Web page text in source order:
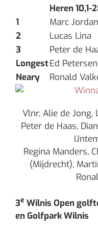
Heren
1
Marc Jordan
2
Lucas Lina
3
Peter de
LongestEd Petersen
Neary
Ronald
Vlnr, Alie de Jong,
Peter de Haas,
Regina Manders,
(Mijdrecht),
3e Wilnis Open
en Golfpark Wilnis